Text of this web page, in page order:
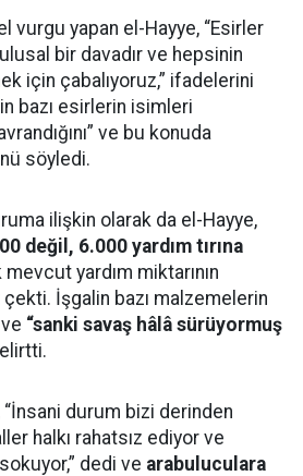
vurgu yapan el-Hayye, “Esirler
bir davadır ve hepsinin
için çabalıyoruz,” ifadelerini
bazı esirlerin isimleri
ve bu konuda
söyledi.
ilişkin olarak da el-Hayye,
değil, 6.000 yardım tırına
yardım miktarının
İşgalin bazı malzemelerin
“sanki savaş hâlâ sürüyormuş
durum bizi derinden
halkı rahatsız ediyor ve
dedi ve arabuluculara